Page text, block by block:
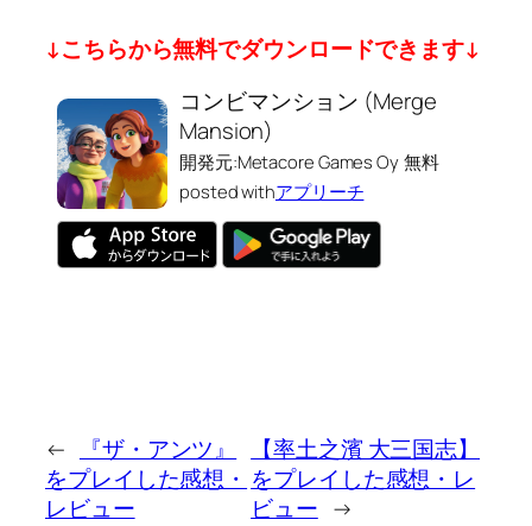
↓こちらから無料でダウンロードできます↓
コンビマンション (Merge
Mansion)
開発元:Metacore Games Oy 無料
posted withアプリーチ
←
『ザ・アンツ』
をプレイした感想・
レビュー
【率土之濱 大三国志】
をプレイした感想・レ
ビュー →